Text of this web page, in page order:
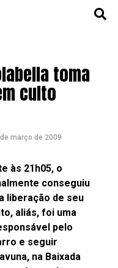
toma
culto
março de 2009
às 21h05, o
conseguiu
liberação de seu
aliás, foi uma
pelo
e seguir
na Baixada